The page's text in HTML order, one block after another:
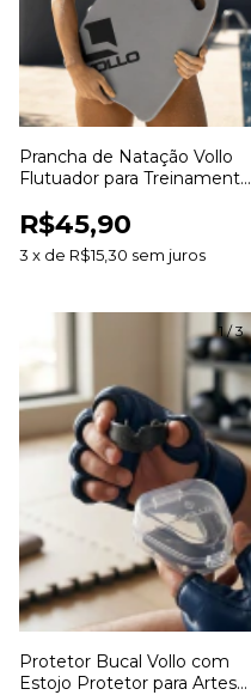
Prancha de Natação Vollo
Flutuador para Treinamento
Aperfeiçoamento da Técnica
R$45,90
3 x de R$15,30 sem juros
1/3
Protetor Bucal Vollo com
Estojo Protetor para Artes